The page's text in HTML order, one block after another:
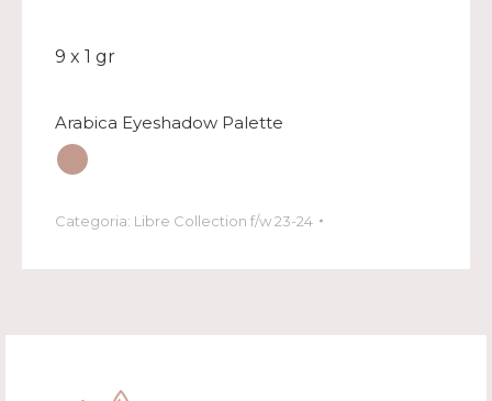
9 x 1 gr
Arabica Eyeshadow Palette
Categoria: Libre Collection f/w 23-24